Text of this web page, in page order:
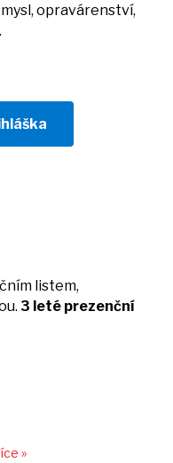
opravárenství,
listem,
3 leté prezenční